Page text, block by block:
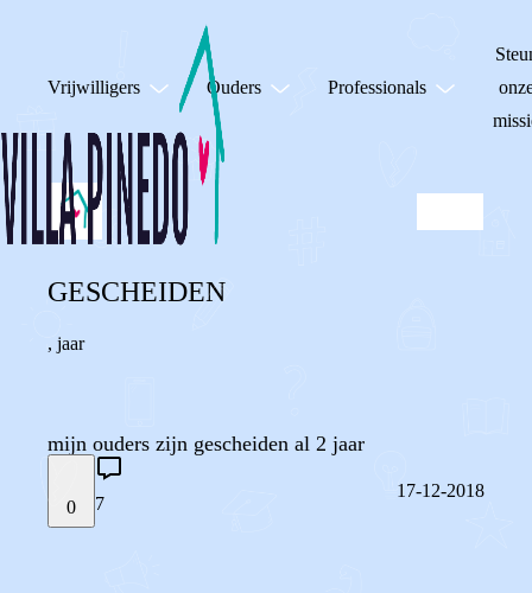
Vrijwilligers Ouders Professionals
GESCHEIDEN
, jaar
mijn ouders zijn gescheiden al 2 jaar
0 7
17-12-2018